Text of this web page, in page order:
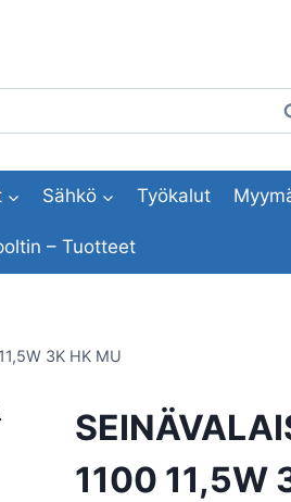
Sähkö Työkalut
– Tuotteet
3K HK MU
1100 11,5W